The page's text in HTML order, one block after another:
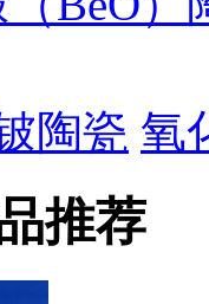
陶瓷 氧
推荐